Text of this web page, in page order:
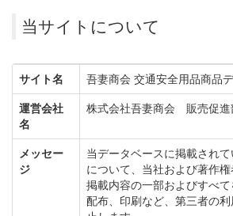
当サイトについて
サイト名 吾妻商会 交通安全用品商品
運営会社
名
株式会社吾妻商会 販売促進
メッセー
ジ
当データベースに掲載され
について、当社および著作権
掲載内容の一部およびすべ
配布、印刷など、第三者の